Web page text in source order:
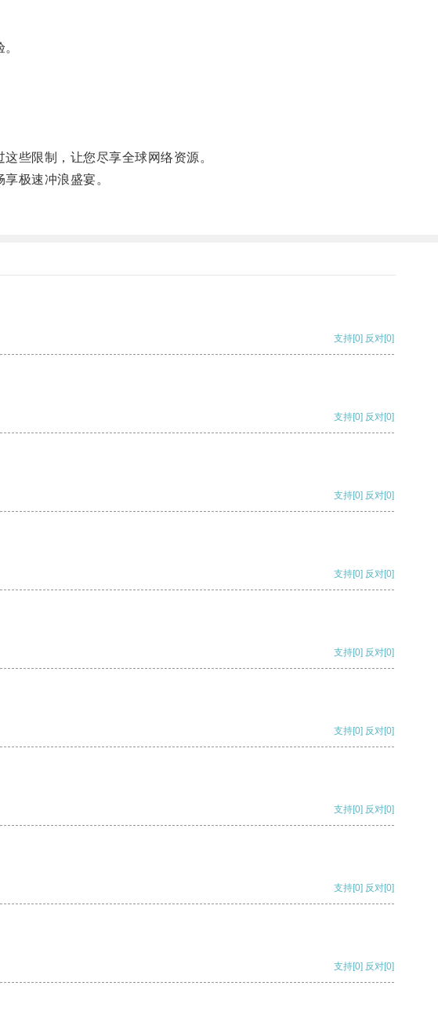
些限制，让您尽享全球网络资源。
极速冲浪盛宴。
支持[0] 反对[0]
支持[0] 反对[0]
支持[0] 反对[0]
支持[0] 反对[0]
支持[0] 反对[0]
支持[0] 反对[0]
支持[0] 反对[0]
支持[0] 反对[0]
支持[0] 反对[0]